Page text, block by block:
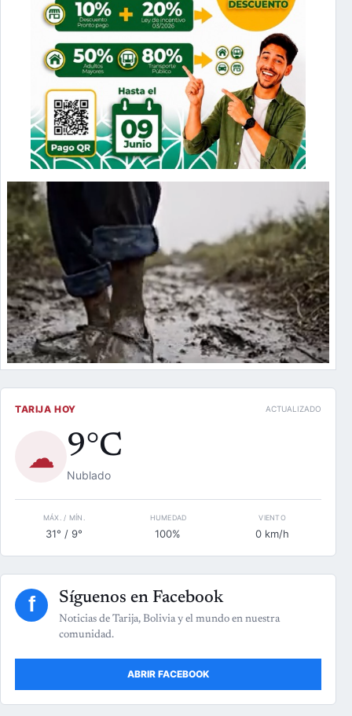
TARIJA HOY ACTUALIZADO
☁ 9°C
Nublado
MÁX. / MÍN.
31° / 9°
HUMEDAD
100%
VIENTO
0 km/h
f Síguenos en Facebook
Noticias de Tarija, Bolivia y el mundo en nuestra
comunidad.
ABRIR FACEBOOK